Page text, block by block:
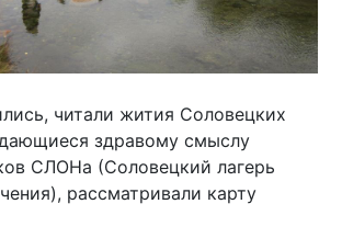
читали жития Соловецких
здравому смыслу
СЛОНа (Соловецкий лагерь
рассматривали карту